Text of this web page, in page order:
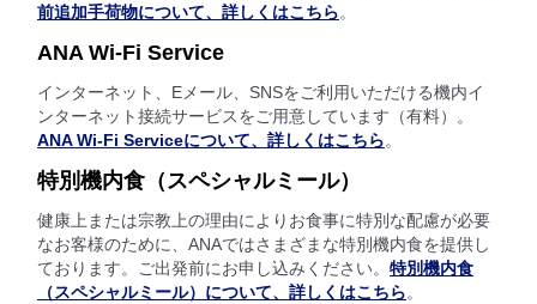
前追加手荷物について、詳しくはこちら。
ANA Wi-Fi Service
インターネット、Eメール、SNSをご利用いただける機内イ
ンターネット接続サービスをご用意しています（有料）。
ANA Wi-Fi Serviceについて、詳しくはこちら。
特別機内食（スペシャルミール）
健康上または宗教上の理由によりお食事に特別な配慮が必要
なお客様のために、ANAではさまざまな特別機内食を提供し
ております。ご出発前にお申し込みください。 特別機内食
（スペシャルミール）について、詳しくはこちら。